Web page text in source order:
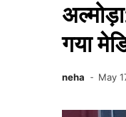
गया
neha May